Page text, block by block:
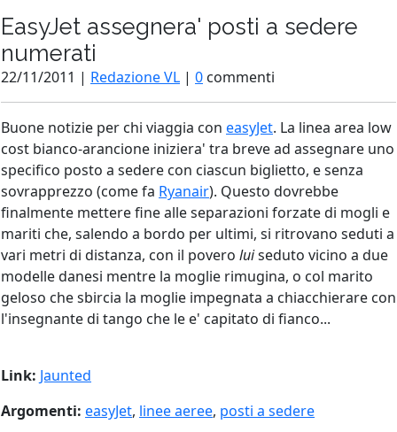
EasyJet assegnera' posti a sedere
numerati
22/11/2011 | Redazione VL | 0 commenti
Buone notizie per chi viaggia con easyJet. La linea area low
cost bianco-arancione iniziera' tra breve ad assegnare uno
specifico posto a sedere con ciascun biglietto, e senza
sovrapprezzo (come fa Ryanair). Questo dovrebbe
finalmente mettere fine alle separazioni forzate di mogli e
mariti che, salendo a bordo per ultimi, si ritrovano seduti a
vari metri di distanza, con il povero luiseduto vicino a due
modelle danesi mentre la moglie rimugina, o col marito
geloso che sbircia la moglie impegnata a chiacchierare con
l'insegnante di tango che le e' capitato di fianco...
Link: Jaunted
Argomenti: easyJet, linee aeree, posti a sedere